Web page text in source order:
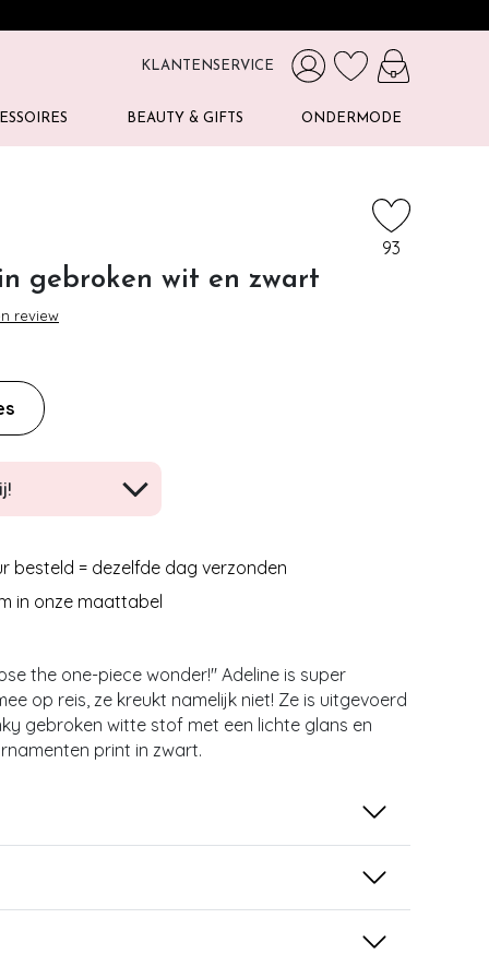
KLANTENSERVICE
BEAUTY & GIFTS ONDERMODE
gebroken wit en zwart
93
review
besteld = dezelfde dag verzonden
in onze maattabel
the one-piece wonder!'' Adeline is super
op reis, ze kreukt namelijk niet! Ze is uitgevoerd
gebroken witte stof met een lichte glans en
print in zwart.